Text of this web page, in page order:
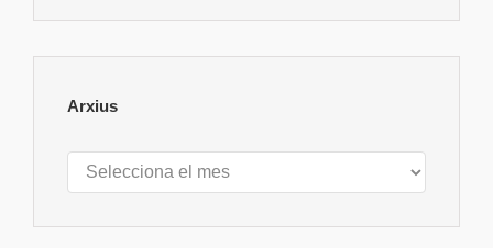
Arxius
Arxius